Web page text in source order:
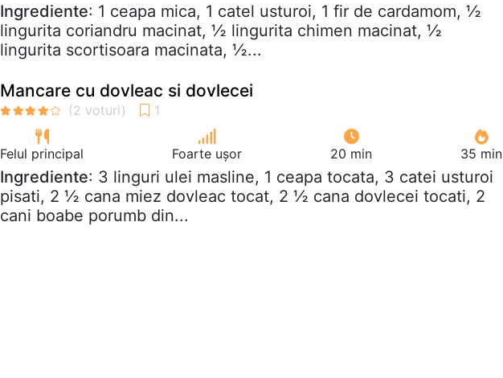
Ingrediente: 1 ceapa mica, 1 catel usturoi, 1 fir de cardamom, ½
lingurita coriandru macinat, ½ lingurita chimen macinat, ½
lingurita scortisoara macinata, ½...
Mancare cu dovleac si dovlecei
Felul principal Foarte ușor 20 min 35 min
Ingrediente: 3 linguri ulei masline, 1 ceapa tocata, 3 catei usturoi
pisati, 2 ½ cana miez dovleac tocat, 2 ½ cana dovlecei tocati, 2
cani boabe porumb din...